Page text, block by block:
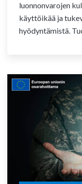
luonnonvarojen
käyttöikää ja
hyödyntämistä.